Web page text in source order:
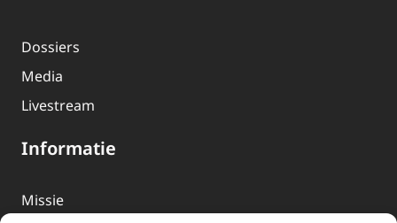
Dossiers
Media
Livestream
Informatie
Missie